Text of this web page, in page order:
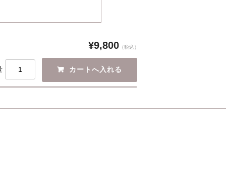
¥9,800 （税込）